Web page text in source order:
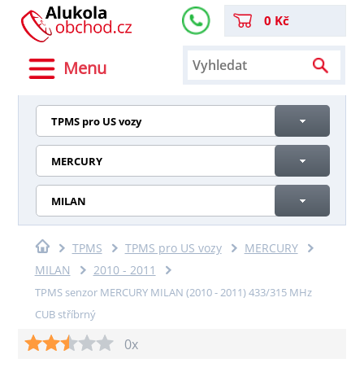
Menu
0 Kč
TPMS pro US vozy
MERCURY
MILAN
TPMS TPMS pro US vozy
MERCURY
MILAN
2010 - 2011
TPMS senzor MERCURY MILAN (2010 - 2011) 433/315 MHz
CUB stříbrný
0x